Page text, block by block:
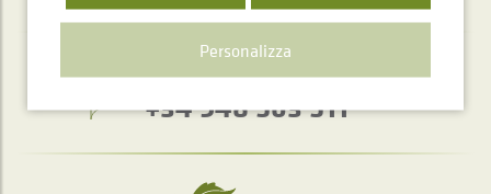
Servizio di assistenza telefonica
+34 948 563 511
Personalizza